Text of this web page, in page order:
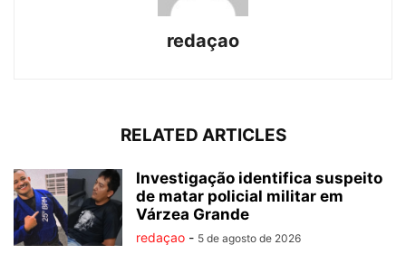
redaçao
RELATED ARTICLES
Investigação identifica suspeito
de matar policial militar em
Várzea Grande
redaçao - 5 de agosto de 2026